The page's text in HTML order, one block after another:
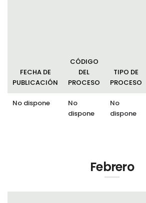
Plan Anual Contratación - PAC
Plan Operativo Anual - POA
Convenios Institucionales
Procesos de contratación
Ejecución Presupuestaria
FECHA DE
PUBLICACIÓN
CÓDIGO
DEL
PROCESO
TIPO DE
PROCESO
No dispone
No
dispone
No
dispone
Febrero